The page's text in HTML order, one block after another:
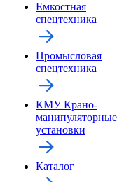
Емкостная
спецтехника
Промысловая
спецтехника
КМУ Крано-
манипуляторные
установки
Каталог